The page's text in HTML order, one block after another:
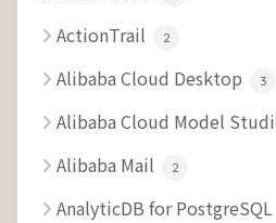
ActionTrail 2
Alibaba Cloud Desktop 3
Alibaba Cloud Model
Alibaba Mail 2
AnalyticDB for PostgreSQL